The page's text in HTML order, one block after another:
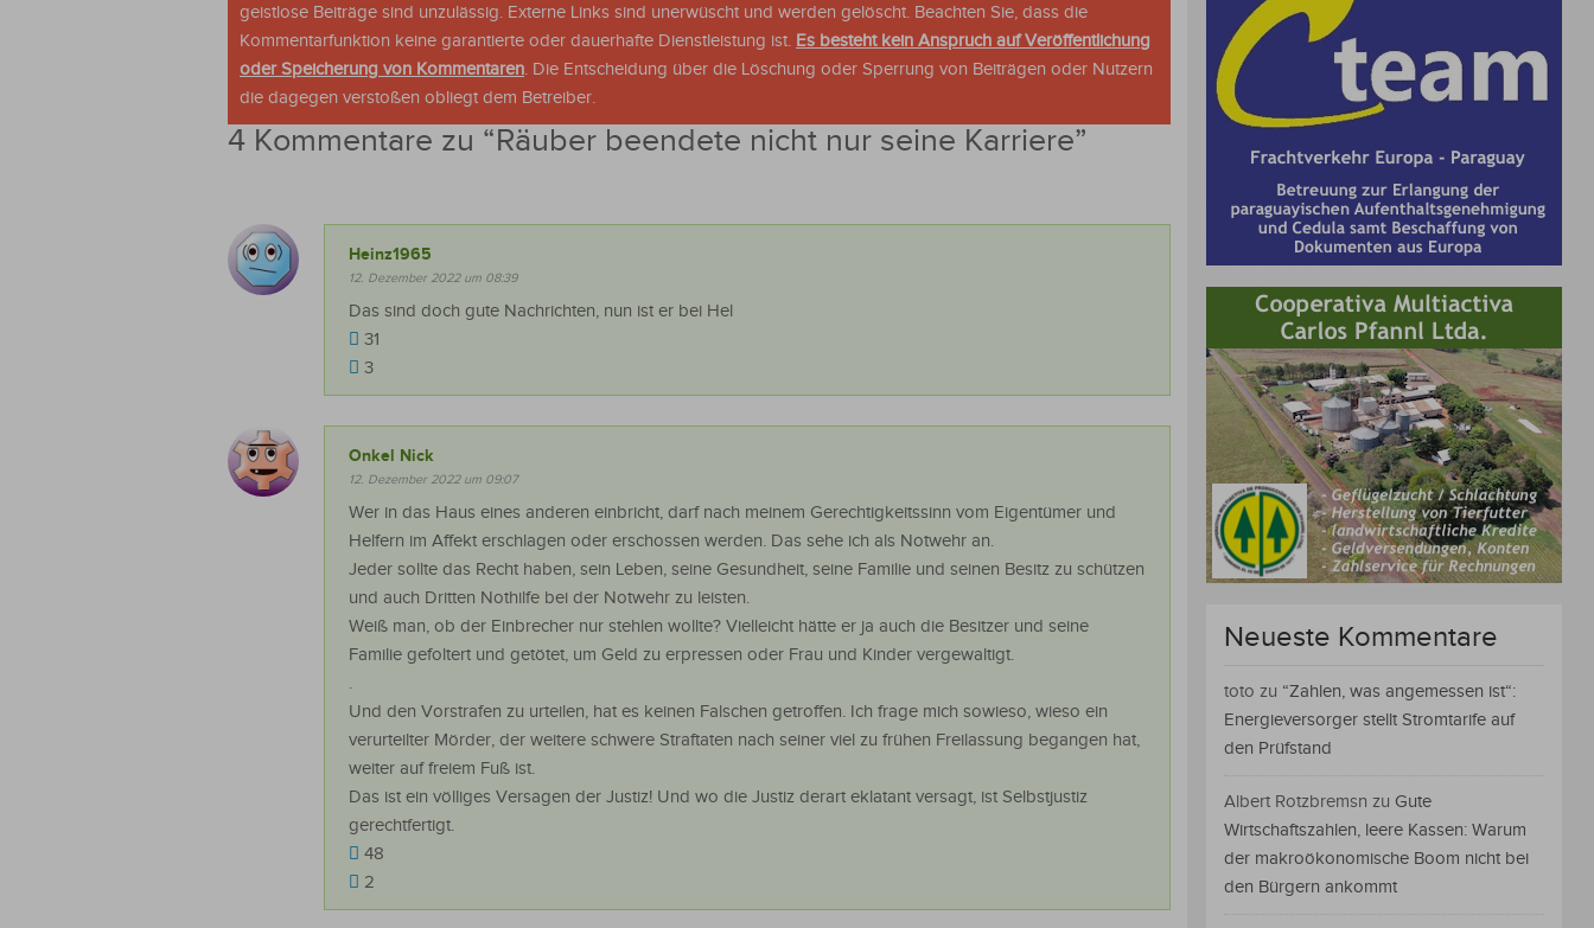
geistlose Beiträge sind unzulässig. Externe Links sind unerwüscht und werden gelöscht. Beachten Sie, dass die
Kommentarfunktion keine garantierte oder dauerhafte Dienstleistung ist. Es besteht kein Anspruch auf Veröffentlichung
oder Speicherung von Kommentaren. Die Entscheidung über die Löschung oder Sperrung von Beiträgen oder Nutzern
die dagegen verstoßen obliegt dem Betreiber.
4 Kommentare zu “Räuber beendete nicht nur seine Karriere”
Heinz1965
12. Dezember 2022 um 08:39
Das sind doch gute Nachrichten, nun ist er bei Hel
31
3
Onkel Nick
12. Dezember 2022 um 09:07
Wer in das Haus eines anderen einbricht, darf nach meinem Gerechtigkeitssinn vom Eigentümer und
Helfern im Affekt erschlagen oder erschossen werden. Das sehe ich als Notwehr an.
Jeder sollte das Recht haben, sein Leben, seine Gesundheit, seine Familie und seinen Besitz zu schützen
und auch Dritten Nothilfe bei der Notwehr zu leisten.
Weiß man, ob der Einbrecher nur stehlen wollte? Vielleicht hätte er ja auch die Besitzer und seine
Familie gefoltert und getötet, um Geld zu erpressen oder Frau und Kinder vergewaltigt.
.
Und den Vorstrafen zu urteilen, hat es keinen Falschen getroffen. Ich frage mich sowieso, wieso ein
verurteilter Mörder, der weitere schwere Straftaten nach seiner viel zu frühen Freilassung begangen hat,
weiter auf freiem Fuß ist.
Das ist ein völliges Versagen der Justiz! Und wo die Justiz derart eklatant versagt, ist Selbstjustiz
gerechtfertigt.
48
2
Neueste Kommentare
toto zu “Zahlen, was angemessen ist“:
Energieversorger stellt Stromtarife auf
den Prüfstand
Albert Rotzbremsn zu Gute
Wirtschaftszahlen, leere Kassen: Warum
der makroökonomische Boom nicht bei
den Bürgern ankommt